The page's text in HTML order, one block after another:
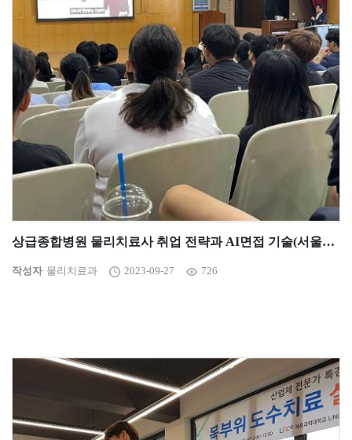
상급종합병원 물리치료사 취업 전략과 AI면접 기술(서울아산병원 조영기 팀장님)
작성자 물리치료과 2023-09-27 726